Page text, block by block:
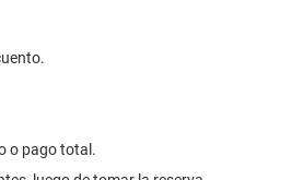
o pago total.